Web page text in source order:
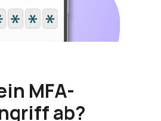
MFA-
ab?